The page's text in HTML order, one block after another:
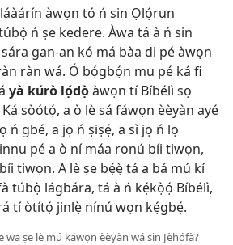
àwọn tó ń sin Ọlọ́run
ń ṣe kedere. Àwa tá à ń sin
gan-an kó má bàa di pé àwọn
ràn wá. Ó bọ́gbọ́n mu pé ká fi
yà kúrò lọ́dọ̀àwọn tí Bíbélì sọ
Ká sòótọ́, a ò lè sá fáwọn èèyàn ayé
ń gbé, a jọ ń ṣiṣẹ́, a sì jọ ń lọ
pé a ò ní máa ronú bíi tiwọn,
tiwọn. A lè ṣe bẹ́ẹ̀ tá a bá mú kí
túbọ̀ lágbára, tá à ń kẹ́kọ̀ọ́ Bíbélì,
tí òtítọ́ jinlẹ̀ nínú wọn kẹ́gbẹ́.
wa ṣe lè mú káwọn èèyàn wá sin Jèhófà?